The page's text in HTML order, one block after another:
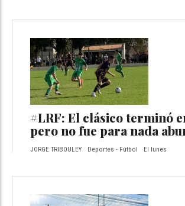
#LRF: El clásico terminó
pero no fue para nada
JORGE TRIBOULEY Deportes - Fútbol El lunes